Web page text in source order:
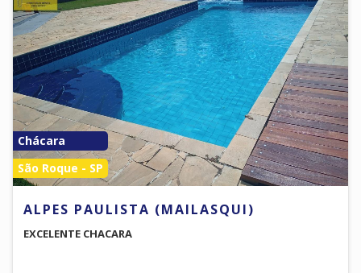
Chácara
São Roque - SP
ALPES PAULISTA (MAILASQUI)
EXCELENTE CHACARA